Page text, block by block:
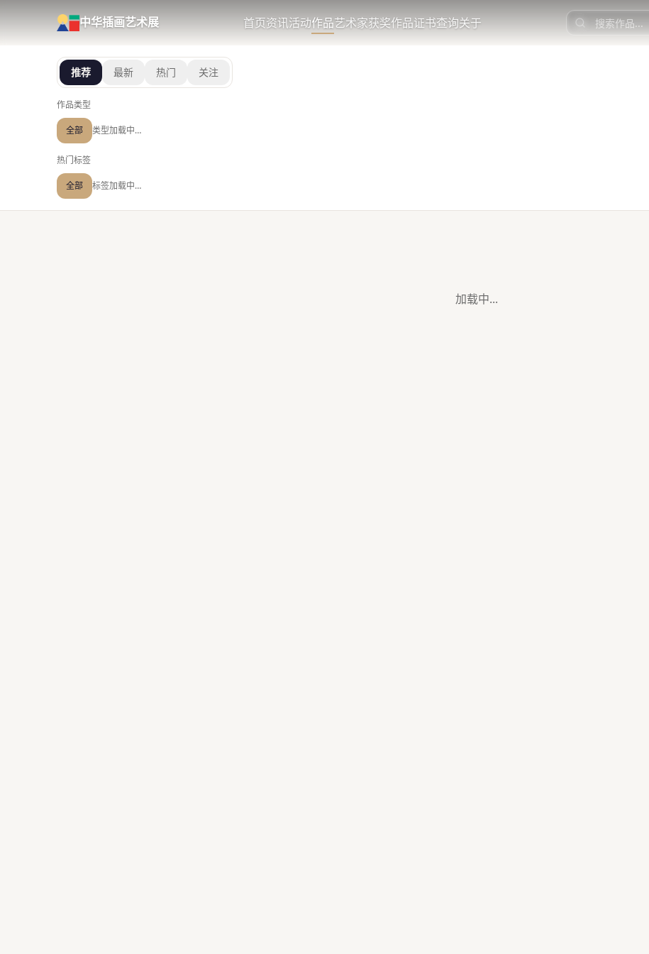
中华插画艺术展 首页资讯活动作品艺术家获奖作品证书查询关于
推荐 最新 热门 关注
作品类型
全部 类型加载中…
热门标签
全部 标签加载中…
加载中...